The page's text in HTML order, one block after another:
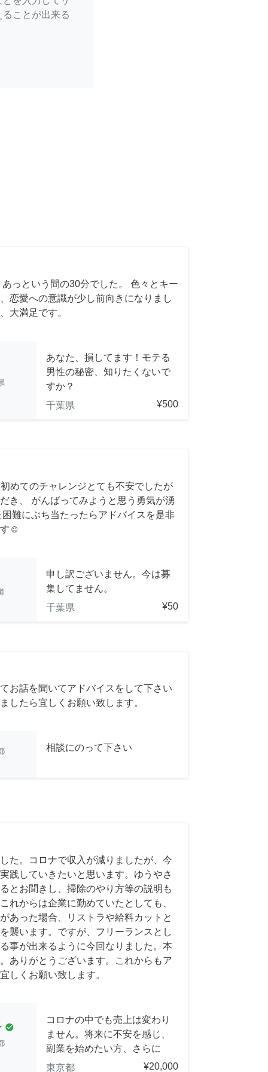
ことが出来る
っという間の30分でした。 色々とキー
恋愛への意識が少し前向きになりまし
大満足です。
あなた、損してます！モテる
男性の秘密、知りたくないで
すか？
千葉県
¥500
めてのチャレンジとても不安でしたが
き、 がんばってみようと思う勇気が湧
難にぶち当たったらアドバイスを是非
す☺️
申し訳ございません。今は募
集してません。
千葉県
¥50
お話を聞いてアドバイスをして下さい
したら宜しくお願い致します。
相談にのって下さい
た。コロナで収入が減りましたが、今
践していきたいと思います。ゆうやさ
とお聞きし、掃除のやり方等の説明も
れからは企業に勤めていたとしても、
あった場合、リストラや給料カットと
襲います。ですが、フリーランスとし
事が出来るように今回なりました。本
ありがとうございます。これからもア
しくお願い致します。
check_circle
コロナの中でも売上は変わり
ません。将来に不安を感じ、
副業を始めたい方、さらに
東京都
¥20,000